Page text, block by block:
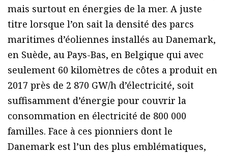
mais surtout en énergies de la mer. A juste
titre lorsque l’on sait la densité des parcs
maritimes d’éoliennes installés au Danemark,
en Suède, au Pays-Bas, en Belgique qui avec
seulement 60 kilomètres de côtes a produit en
2017 près de 2 870 GW/h d’électricité, soit
suffisamment d’énergie pour couvrir la
consommation en électricité de 800 000
familles. Face à ces pionniers dont le
Danemark est l’un des plus emblématiques,